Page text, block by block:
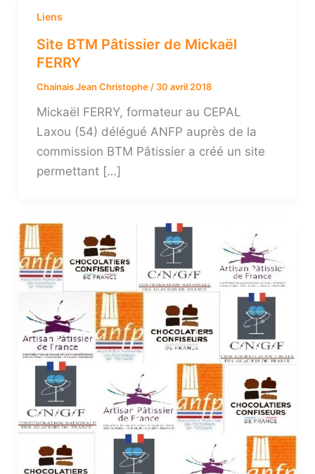
Liens
Site BTM Pâtissier de Mickaël
FERRY
Chainais Jean Christophe / 30 avril 2018
Mickaël FERRY, formateur au CEPAL
Laxou (54) délégué ANFP auprès de la
commission BTM Pâtissier a créé un site
permettant […]